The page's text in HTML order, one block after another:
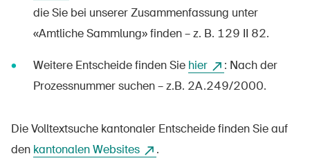
die Sie bei unserer Zusammenfassung unter
«Amtliche Sammlung» finden – z. B. 129 II 82.
Weitere Entscheide finden Sie hier
: Nach der
Prozessnummer suchen – z.B. 2A.249/2000.
Die Volltextsuche kantonaler Entscheide finden Sie auf
den kantonalen Websites .